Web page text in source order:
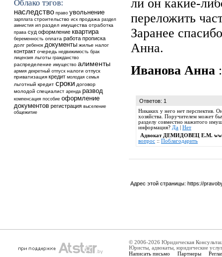
Облако тэгов:
наследство право увольнение
зарплата строительство иск продажа раздел
амнистия ип раздел имущества отработка
права суд оформление квартира
беременность оплата работа прописка
долг ребенок документы жилье налог
контракт очередь недвижимость брак
лицензия льготы гражданство
распределение имущество алименты
армия декретный отпуск налоги отпуск
приватизация кредит молодая семья
льготный кредит сроки договор
молодой специалист аренда развод
компенсация пособие оформление
документов регистрация выселение
общежитие
ли он какие-
переложить
Заранее
Анна.
Иванова Анна
Ответов: 1
Никаких у него нет перспектив.
хозяйства. Поручителем может
разделу совместно нажитого
информация? Да
Нет
Адвокат ДЕМИДОВЕЦ Е.М.
вопрос :: Поблагодарить
Адрес этой страницы: https://
© 2006-2026 Юридическая
Юристы, адвокаты, юридические
Написать письмо Партнеры